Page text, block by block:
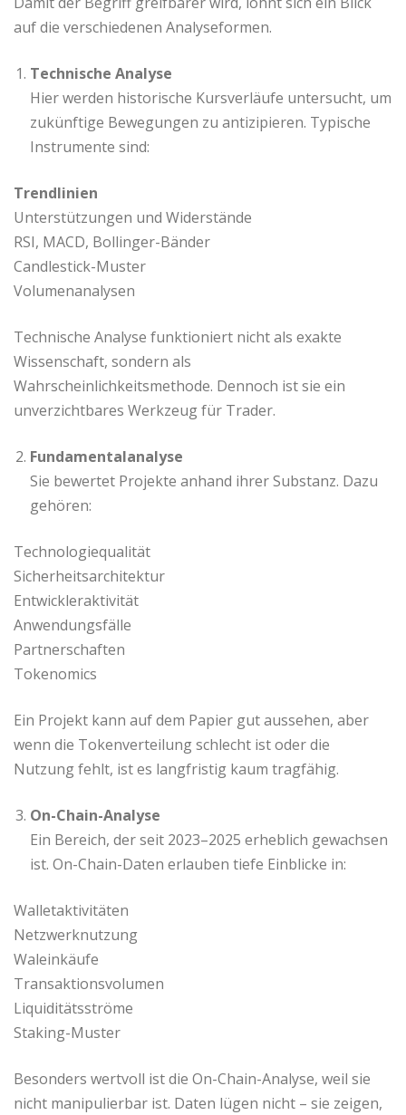
auf die verschiedenen Analyseformen.
Technische Analyse
Hier werden historische Kursverläufe untersucht, um
zukünftige Bewegungen zu antizipieren. Typische
Instrumente sind:
Trendlinien
Unterstützungen und Widerstände
RSI, MACD, Bollinger-Bänder
Candlestick-Muster
Volumenanalysen
Technische Analyse funktioniert nicht als exakte
Wissenschaft, sondern als
Wahrscheinlichkeitsmethode. Dennoch ist sie ein
unverzichtbares Werkzeug für Trader.
Fundamentalanalyse
Sie bewertet Projekte anhand ihrer Substanz. Dazu
gehören:
Technologiequalität
Sicherheitsarchitektur
Entwickleraktivität
Anwendungsfälle
Partnerschaften
Tokenomics
Ein Projekt kann auf dem Papier gut aussehen, aber
wenn die Tokenverteilung schlecht ist oder die
Nutzung fehlt, ist es langfristig kaum tragfähig.
On-Chain-Analyse
Ein Bereich, der seit 2023–2025 erheblich gewachsen
ist. On-Chain-Daten erlauben tiefe Einblicke in:
Walletaktivitäten
Netzwerknutzung
Waleinkäufe
Transaktionsvolumen
Liquiditätsströme
Staking-Muster
Besonders wertvoll ist die On-Chain-Analyse, weil sie
nicht manipulierbar ist. Daten lügen nicht – sie zeigen,